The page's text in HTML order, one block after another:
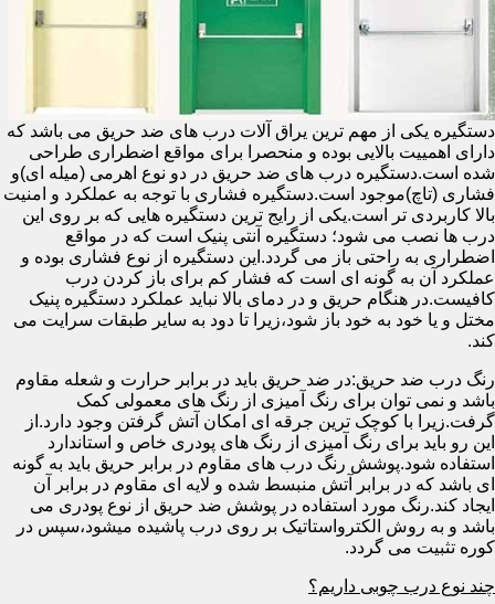
دستگیره یکی از مهم ترین یراق آلات درب های ضد حریق می باشد که
دارای اهمییت بالایی بوده و منحصرا برای مواقع اضطراری طراحی
شده است.دستگیره درب های ضد حریق در دو نوع اهرمی (میله ای)و
فشاری (تاچ)موجود است.دستگیره فشاری با توجه به عملکرد و امنیت
بالا کاربردی تر است.یکی از رایج ترین دستگیره هایی که بر روی این
درب ها نصب می شود؛ دستگیره آنتی پنیک است که در مواقع
اضطراری به راحتی باز می گردد.این دستگیره از نوع فشاری بوده و
عملکرد آن به گونه ای است که فشار کم برای باز کردن درب
کافیست.در هنگام حریق و در دمای بالا نباید عملکرد دستگیره پنیک
مختل و یا خود به خود باز شود،زیرا تا دود به سایر طبقات سرایت می
کند.
رنگ درب ضد حریق:در ضد حریق باید در برابر حرارت و شعله مقاوم
باشد و نمی توان برای رنگ آمیزی از رنگ های معمولی کمک
گرفت.زیرا با کوچک ترین جرقه ای امکان آتش گرفتن وجود دارد.از
این رو باید برای رنگ آمیزی از رنگ های پودری خاص و استاندارد
استفاده شود.پوشش رنگ درب های مقاوم در برابر حریق باید به گونه
ای باشد که در برابر آتش منبسط شده و لایه ای مقاوم در برابر آن
ایجاد کند.رنگ مورد استفاده در پوشش ضد حریق از نوع پودری می
باشد و به روش الکترواستاتیک بر روی درب پاشیده میشود،سپس در
کوره تثبیت می گردد.
چند نوع درب چوبی داریم؟